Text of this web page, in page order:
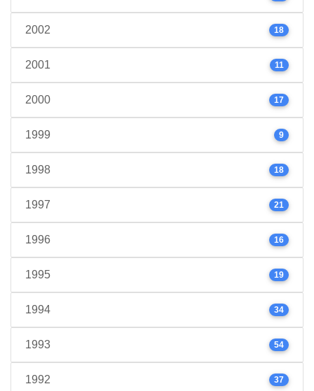
2002 18
2001 11
2000 17
1999 9
1998 18
1997 21
1996 16
1995 19
1994 34
1993 54
1992 37